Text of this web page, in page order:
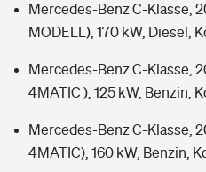
Mercedes-Benz C-Klasse,
MODELL), 170 kW, Diesel,
Mercedes-Benz C-Klasse,
4MATIC ), 125 kW, Benzin,
Mercedes-Benz C-Klasse,
4MATIC), 160 kW, Benzin,